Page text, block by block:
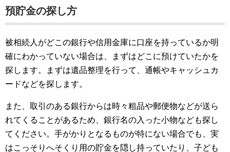
預貯金の探し方
被相続人がどこの銀行や信用金庫に口座を持っているか明
確にわかっていない場合は、まずはどこに預けていたかを
探します。まずは遺品整理を行って、通帳やキャッシュカ
ードなどを探します。
また、取引のある銀行からは時々粗品や郵便物などが送ら
れてくることがあるため、銀行名の入った小物なども探し
てください。手がかりとなるものが特にない場合でも、実
はこっそりへそくり用の貯金を隠し持っていたり、子ども